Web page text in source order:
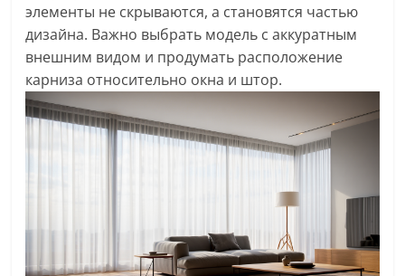
элементы не скрываются, а становятся частью
дизайна. Важно выбрать модель с аккуратным
внешним видом и продумать расположение
карниза относительно окна и штор.